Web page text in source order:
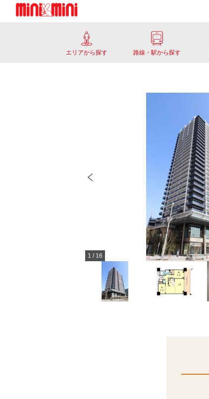
エリアから探す 路線・駅から探す
1 / 16